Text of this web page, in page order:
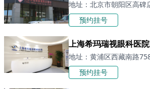
预约挂号
上海希玛瑞视眼科医院
预约挂号